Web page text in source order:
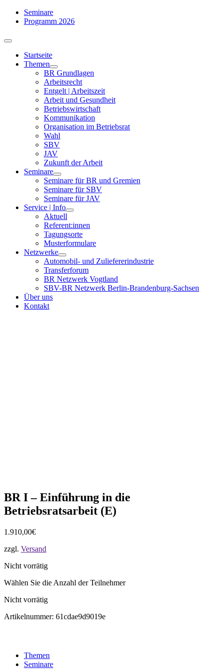
Zum
Inhalt
Seminare
Programm 2026
Toggle
NavigationStartseite
Themen
BR Grundlagen
Arbeits­recht
Entgelt | Arbeitszeit
Arbeit und Gesundheit
Betriebswirtschaft
Kommuni­kation
Organisation im Betriebsrat
Wahl
SBV
JAV
Zukunft der Arbeit
Seminare
Seminare für BR und Gremien
Seminare für SBV
Seminare für JAV
Service | Info
Aktuell
Referent:innen
Tagungsorte
Musterformulare
Netzwerke
Automobil- und Zuliefererindustrie
Transferforum
BR Netzwerk Vogtland
SBV-BR Netzwerk Berlin-Brandenburg-Sachsen
Über uns
Kontakt
BR I – Einführung in die
Betriebsratsarbeit (E)
1.910,00€
zzgl. Versand
Nicht vorrätig
Wählen Sie die Anzahl der Teilnehmer
Nicht vorrätig
Artikelnummer: 61cdae9d9019e
Themen
Seminare